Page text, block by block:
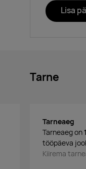
Lisa
Tarne
Tarneaeg
Tarneaeg on
tööpäeva
Kiirema